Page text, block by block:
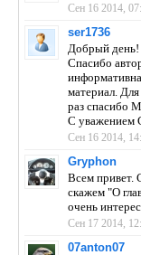
Сен 16 2014,
ser1736
Добрый день!
Спасибо
материал.
раз спасибо
С уважением
Сен 16 2014,
Gryphon
Всем привет.
скажем "О
очень
Сен 17 2014,
07anton07